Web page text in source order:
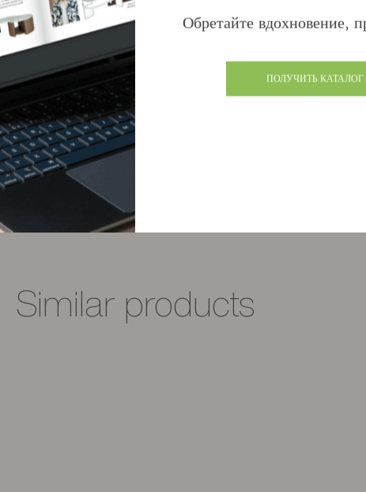
Bedside shelf unit with 1 drawer L.40 cm
Доступно несколько вариантов отделки
Similar products
Обретайте вдохновение,
ПОЛУЧИТЬ КАТАЛОГ